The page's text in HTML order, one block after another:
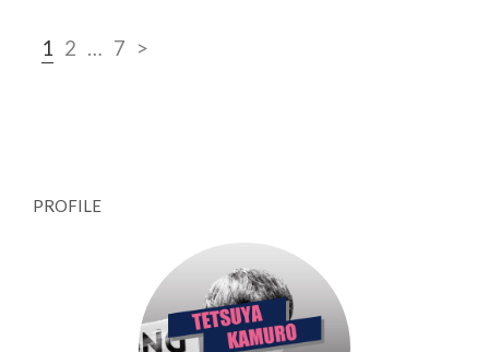
1 2 … 7 >
PROFILE